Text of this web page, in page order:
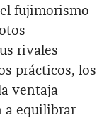
fujimorismo
rivales
prácticos, los
ventaja
a equilibrar